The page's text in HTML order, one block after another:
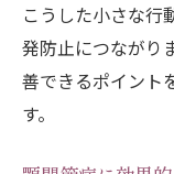
こうした小さな行
発防止につながり
善できるポイント
す。